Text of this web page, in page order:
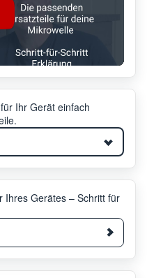
Ihr Gerät einfach
Ihres Gerätes – Schritt für